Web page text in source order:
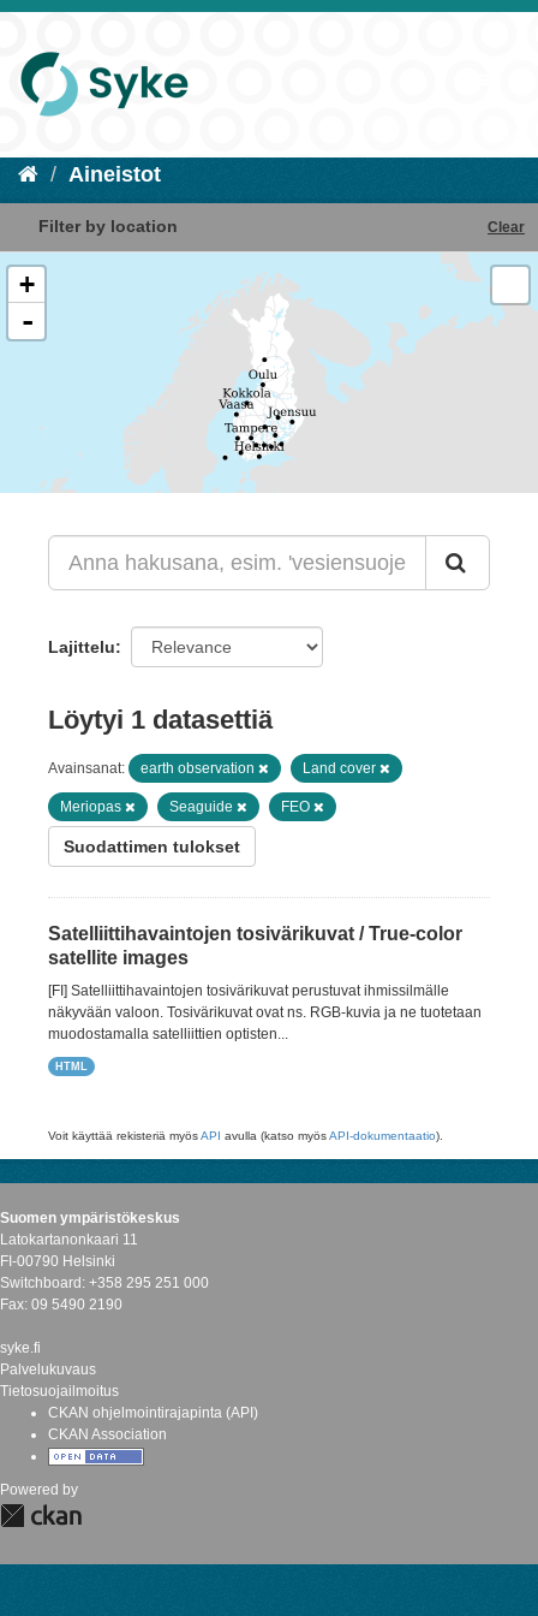
Aineistot
Filter by location Clear
+
-
Lajittelu
Löytyi 1 datasettiä
Avainsanat: earth observation Land cover
Meriopas Seaguide FEO
Suodattimen tulokset
Satelliittihavaintojen tosivärikuvat / True-color
satellite images
[FI] Satelliittihavaintojen tosivärikuvat perustuvat ihmissilmälle
näkyvään valoon. Tosivärikuvat ovat ns. RGB-kuvia ja ne tuotetaan
muodostamalla satelliittien optisten...
HTML
Voit käyttää rekisteriä myösAPI avulla (katso myösAPI-dokumentaatio).
Suomen ympäristökeskus
Latokartanonkaari 11
FI-00790 Helsinki
Switchboard: +358 295 251 000
Fax: 09 5490 2190
syke.fi
Palvelukuvaus
Tietosuojailmoitus
CKAN ohjelmointirajapinta (API)
CKAN Association
Powered by